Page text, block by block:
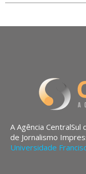
A Agência
de Jornalismo
Universidade